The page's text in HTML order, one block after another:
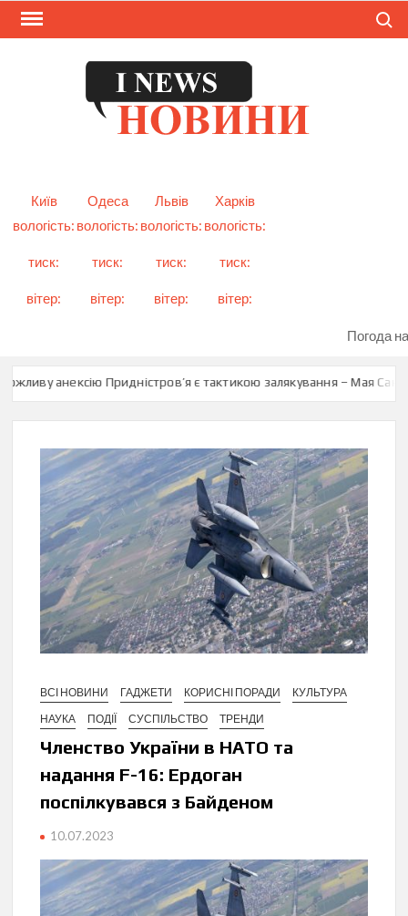
Skip
Київ
Одеса Львів
Харків
вологість:
тиск:
вітер:
вологість:
тиск:
вітер:
вологість:
тиск:
вітер:
вологість:
тиск:
вітер:
Погода
анексію Придністров’я є тактикою залякування – Мая Санду
ВСІ НОВИНИ ГАДЖЕТИ КОРИСНІ ПОРАДИ
КУЛЬТУРА
НАУКА
ПОДІЇ СУСПІЛЬСТВО ТРЕНДИ
Членство України в НАТО та
надання F-16: Ердоган
поспілкувався з Байденом
10.07.2023